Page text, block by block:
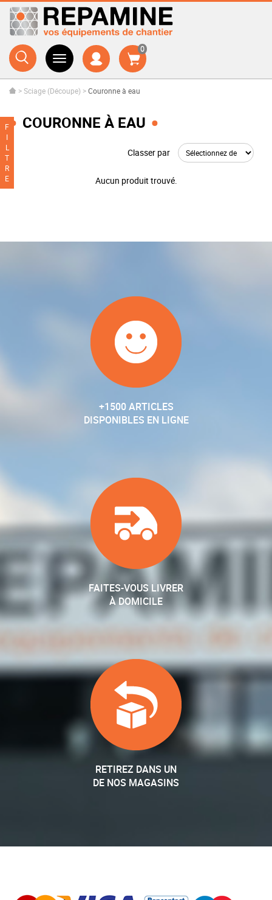
0
F
I
L
T
R
E
>Sciage (Découpe) >Couronne à eau
COURONNE À EAU
Classer par
Aucun produit trouvé.
+1500 ARTICLES
DISPONIBLES EN LIGNE
FAITES-VOUS LIVRER
À DOMICILE
RETIREZ DANS UN
DE NOS MAGASINS